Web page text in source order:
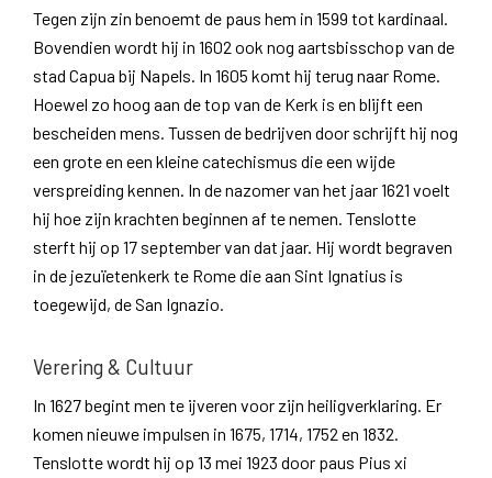
Tegen zijn zin benoemt de paus hem in 1599 tot kardinaal.
Bovendien wordt hij in 1602 ook nog aartsbisschop van de
stad Capua bij Napels. In 1605 komt hij terug naar Rome.
Hoewel zo hoog aan de top van de Kerk is en blijft een
bescheiden mens. Tussen de bedrijven door schrijft hij nog
een grote en een kleine catechismus die een wijde
verspreiding kennen. In de nazomer van het jaar 1621 voelt
hij hoe zijn krachten beginnen af te nemen. Tenslotte
sterft hij op 17 september van dat jaar. Hij wordt begraven
in de jezuïetenkerk te Rome die aan Sint Ignatius is
toegewijd, de San Ignazio.
Verering & Cultuur
In 1627 begint men te ijveren voor zijn heiligverklaring. Er
komen nieuwe impulsen in 1675, 1714, 1752 en 1832.
Tenslotte wordt hij op 13 mei 1923 door paus Pius xi